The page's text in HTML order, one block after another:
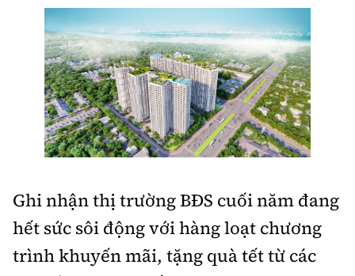
Điểm tin
Mua bán
Giới thiệu dự án
Dự án
Chung cư
Đất nền
Nhà ở xã hội
Nội thất - ngoại thất
Xu hướng tiêu dùng
Nhà đẹp
Kiến trúc phong thủy
Tư vấn
Video
Multimedia
Ghi nhận thị trường BĐS cuối năm đang
hết sức sôi động với hàng loạt chương
trình khuyến mãi, tặng quà tết từ các